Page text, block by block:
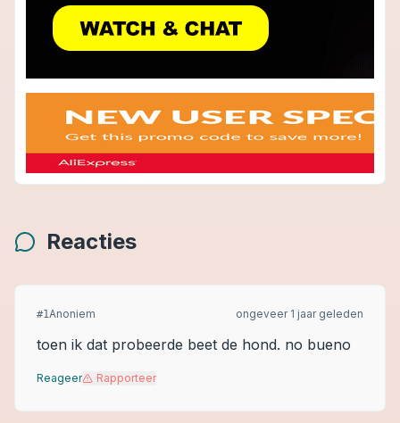
Reacties
#1Anoniem ongeveer 1 jaar geleden
toen ik dat probeerde beet de hond. no bueno
Reageer Rapporteer